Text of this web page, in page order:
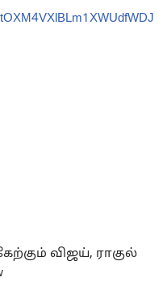
விஜய், ராகுல்